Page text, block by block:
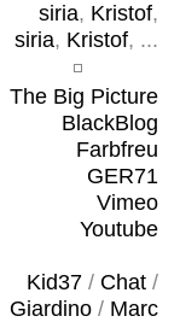
siria, Kristof,
siria, Kristof, ...
The Big Picture
BlackBlog
Farbfreu
GER71
Vimeo
Youtube
Kid37/ Chat/
Giardino/ Marc